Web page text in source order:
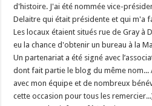
d'histoire. J'ai été nommée vice-
Delaitre qui était présidente et qui m'a
Les locaux étaient situés rue de Gray à
eu la chance d'obtenir un bureau à la
Un partenariat a été signé avec
dont fait partie le blog du même nom...
avec mon équipe et de nombreux
cette occasion pour tous les